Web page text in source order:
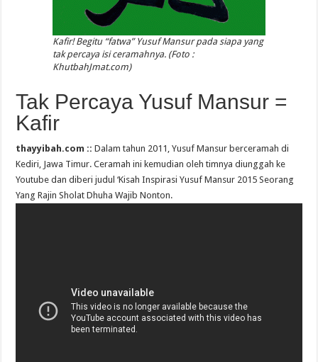
Kafir! Begitu “fatwa” Yusuf Mansur pada siapa yang
tak percaya isi ceramahnya. (Foto :
KhutbahJmat.com)
Tak Percaya Yusuf Mansur =
Kafir
thayyibah.com :: Dalam tahun 2011, Yusuf Mansur berceramah di
Kediri, Jawa Timur. Ceramah ini kemudian oleh timnya diunggah ke
Youtube dan diberi judul ‘Kisah Inspirasi Yusuf Mansur 2015 Seorang
Yang Rajin Sholat Dhuha Wajib Nonton.